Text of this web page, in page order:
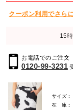
クーポン利用でさら
15
お電話でのご注文
0120-99-3231
サイズ：
在 庫：